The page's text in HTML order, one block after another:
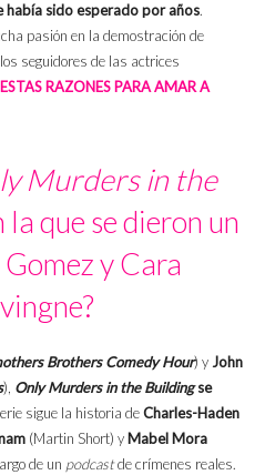
había sido esperado por años.
pasión en la demostración de
seguidores de las actrices
RAZONES PARA AMAR A
Murders in the
la que se dieron un
y Cara
Brothers Comedy Hour) yJohn
), Only Murders in the Buildingse
sigue la historia deCharles-Haden
(Martin Short) y Mabel Mora
de un podcastde crímenes reales.